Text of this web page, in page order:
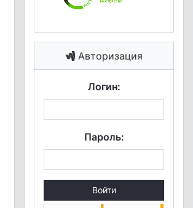
Авторизация
Логин:
Пароль:
Войти